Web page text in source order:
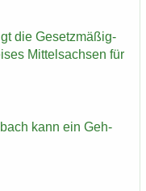
die Ge­setz­mä­ßig­
Mit­tel­sach­sen für
kann ein Geh-